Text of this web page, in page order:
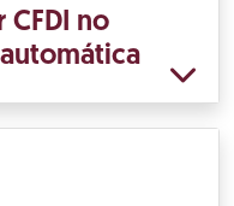
CFDI no